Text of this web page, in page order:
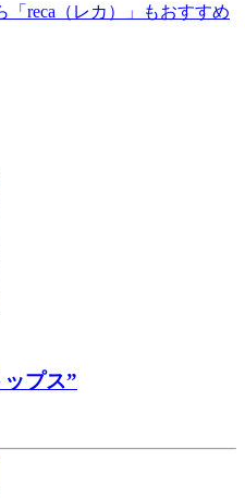
reca（レカ）」もおすすめ
ップス”